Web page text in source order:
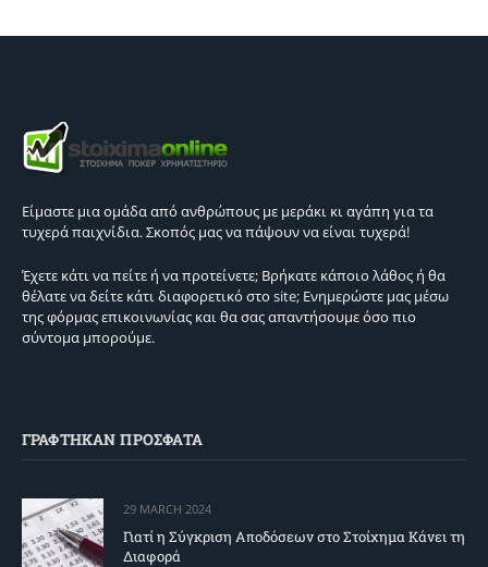
Είμαστε μια ομάδα από ανθρώπους με μεράκι κι αγάπη για τα
τυχερά παιχνίδια. Σκοπός μας να πάψουν να είναι τυχερά!
Έχετε κάτι να πείτε ή να προτείνετε; Βρήκατε κάποιο λάθος ή θα
θέλατε να δείτε κάτι διαφορετικό στο site; Ενημερώστε μας μέσω
της φόρμας επικοινωνίας και θα σας απαντήσουμε όσο πιο
σύντομα μπορούμε.
ΓΡΑΦΤΗΚΑΝ ΠΡΟΣΦΑΤΑ
29 MARCH 2024
Γιατί η Σύγκριση Αποδόσεων στο Στοίχημα Κάνει τη
Διαφορά